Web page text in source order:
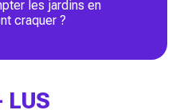
les jardins en
craquer ?
LUS